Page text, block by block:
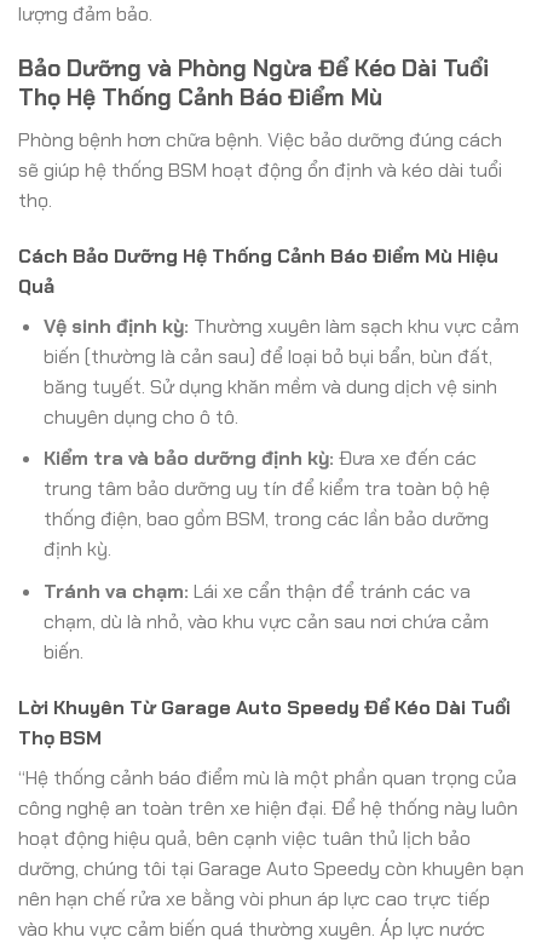
lượng đảm bảo.
Bảo Dưỡng và Phòng Ngừa Để Kéo Dài Tuổi
Thọ Hệ Thống Cảnh Báo Điểm Mù
Phòng bệnh hơn chữa bệnh. Việc bảo dưỡng đúng cách
sẽ giúp hệ thống BSM hoạt động ổn định và kéo dài tuổi
thọ.
Cách Bảo Dưỡng Hệ Thống Cảnh Báo Điểm Mù Hiệu
Quả
Vệ sinh định kỳ: Thường xuyên làm sạch khu vực cảm
biến (thường là cản sau) để loại bỏ bụi bẩn, bùn đất,
băng tuyết. Sử dụng khăn mềm và dung dịch vệ sinh
chuyên dụng cho ô tô.
Kiểm tra và bảo dưỡng định kỳ: Đưa xe đến các
trung tâm bảo dưỡng uy tín để kiểm tra toàn bộ hệ
thống điện, bao gồm BSM, trong các lần bảo dưỡng
định kỳ.
Tránh va chạm: Lái xe cẩn thận để tránh các va
chạm, dù là nhỏ, vào khu vực cản sau nơi chứa cảm
biến.
Lời Khuyên Từ Garage Auto Speedy Để Kéo Dài Tuổi
Thọ BSM
“Hệ thống cảnh báo điểm mù là một phần quan trọng của
công nghệ an toàn trên xe hiện đại. Để hệ thống này luôn
hoạt động hiệu quả, bên cạnh việc tuân thủ lịch bảo
dưỡng, chúng tôi tại Garage Auto Speedy còn khuyên bạn
nên hạn chế rửa xe bằng vòi phun áp lực cao trực tiếp
vào khu vực cảm biến quá thường xuyên. Áp lực nước